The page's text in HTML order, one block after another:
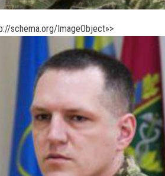
schema.org/ImageObject»>